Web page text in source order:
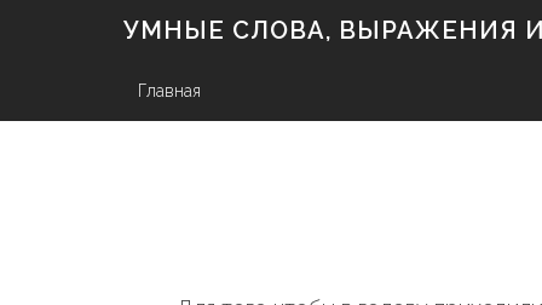
УМНЫЕ СЛОВА, ВЫРАЖЕНИЯ
k
p
Главная